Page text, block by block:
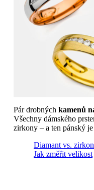
Pár drobných kamenů
Všechny dámského
zirkony – a ten pánský
Diamant vs. zirkon
Jak změřit velikost